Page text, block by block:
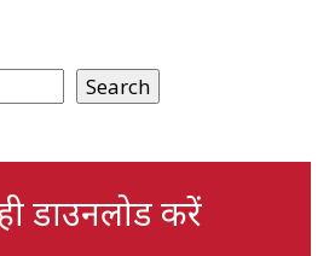
Search
डाउनलोड करें